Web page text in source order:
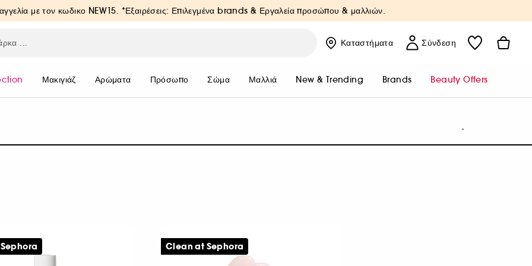
με τον κωδικο NEW15. *Εξαιρέσεις: Επιλεγμένα brands & Εργαλεία προσώπου & μαλλιών.
Καταστήματα Σύνδεση
Μακιγιάζ Αρώματα Πρόσωπο Σώμα Μαλλιά New & Trending Brands Beauty Offers
Clean at Sephora